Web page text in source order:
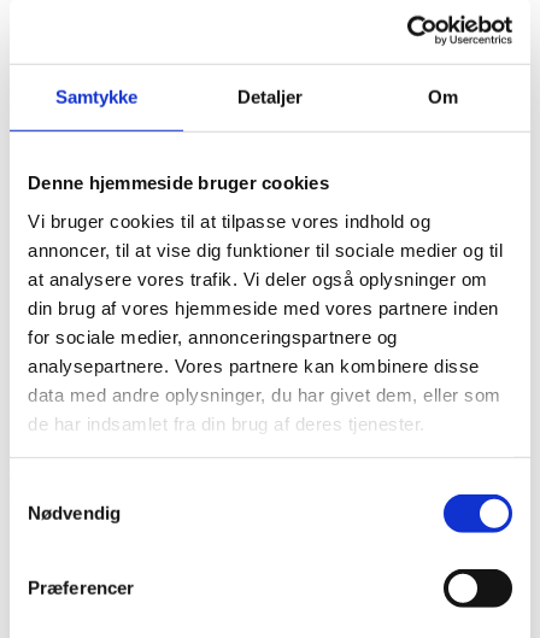
Samtykke Detaljer Om
Denne hjemmeside bruger cookies
Vi bruger cookies til at tilpasse vores indhold og
annoncer, til at vise dig funktioner til sociale medier og til
at analysere vores trafik. Vi deler også oplysninger om
din brug af vores hjemmeside med vores partnere inden
for sociale medier, annonceringspartnere og
analysepartnere. Vores partnere kan kombinere disse
data med andre oplysninger, du har givet dem, eller som
de har indsamlet fra din brug af deres tjenester.
Nødvendig
Præferencer
Om os
Værdier og vision
Det diakonale arbejde
Det kristne livssyn
Udviklingssyn
Folkelig forankring
Organisation
Bestyrelse og Bevillingsudvalg
Økonomi
Medlemmer og partnere
Sekretariatet
Se flere kontaktoplysninger
Kalender
Kurser
Nyhedsbrev
Positive Parenting for Safe, Nurturing,
and Resilient Families in Zimbabwe
Bevillingshaver